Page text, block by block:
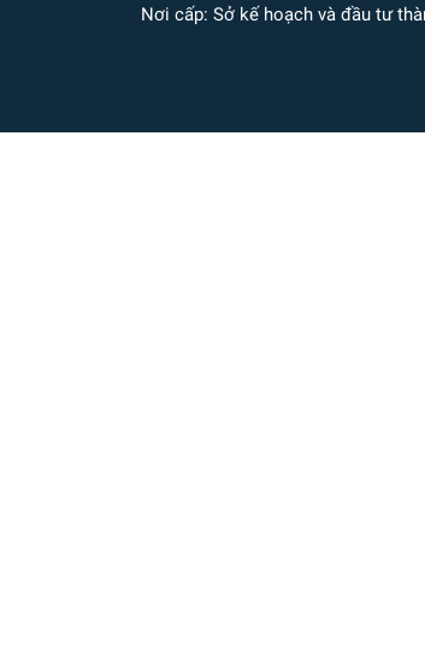
Nơi cấp: Sở kế hoạch và đầu tư